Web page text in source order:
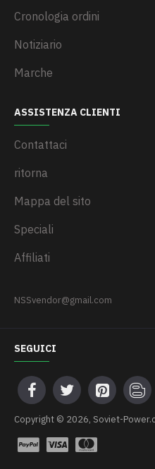
Cronologia ordini
Notiziario
Marche
ASSISTENZA CLIENTI
Contattaci
ritorna
Mappa del sito
Speciali
Affiliati
NSSvendor@gmail.com
SEGUICI
Сopyright © 2026, Soviet-